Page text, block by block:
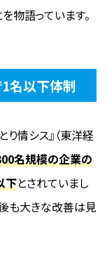
物語っています。
名以下体制
情シス』（東洋経
名規模の企業の
下とされていまし
も大きな改善は見